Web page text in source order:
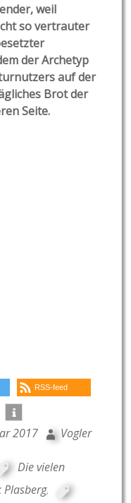
weil
so vertrauter
der Archetyp
auf der
Brot der
Seite.
RSS-feed
2017 Vogler
Die vielen
Plasberg,